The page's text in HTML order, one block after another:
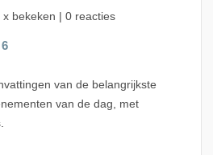
x bekeken | 0 reacties
van de belangrijkste
van de dag, met